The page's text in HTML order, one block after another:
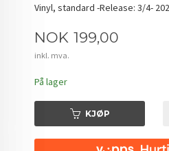
Vinyl, standard -Release: 3/4-
Pris
NOK 199,00
inkl. mva.
På lager
KJØP